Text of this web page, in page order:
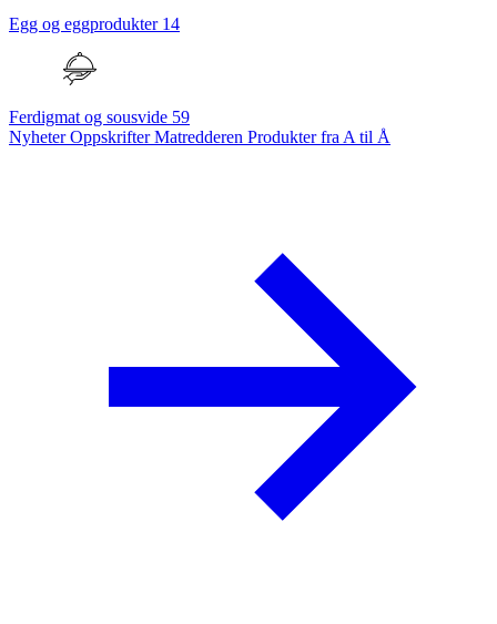
Egg og eggprodukter 14
Ferdigmat og sousvide 59
NyheterOppskrifterMatredderen Produkter fra A til Å